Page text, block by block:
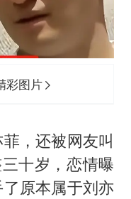
彩图片
，还被网友叫
十岁，恋情曝
原本属于刘亦